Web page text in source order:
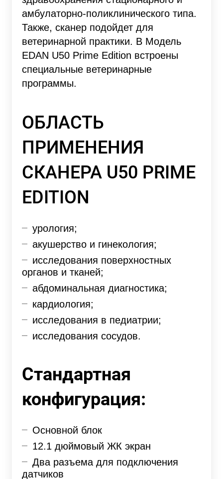
амбулаторно-поликлинического типа.
Также, сканер подойдет для
ветеринарной практики. В Модель
EDAN U50 Prime Edition встроены
специальные ветеринарные
программы.
ОБЛАСТЬ
ПРИМЕНЕНИЯ
СКАНЕРА U50 PRIME
EDITION
урология;
акушерство и гинекология;
исследования поверхностных
органов и тканей;
абдоминальная диагностика;
кардиология;
исследования в педиатрии;
исследования сосудов.
Стандартная
конфигурация:
Основной блок
12.1 дюймовый ЖК экран
Два разъема для подключения
датчиков